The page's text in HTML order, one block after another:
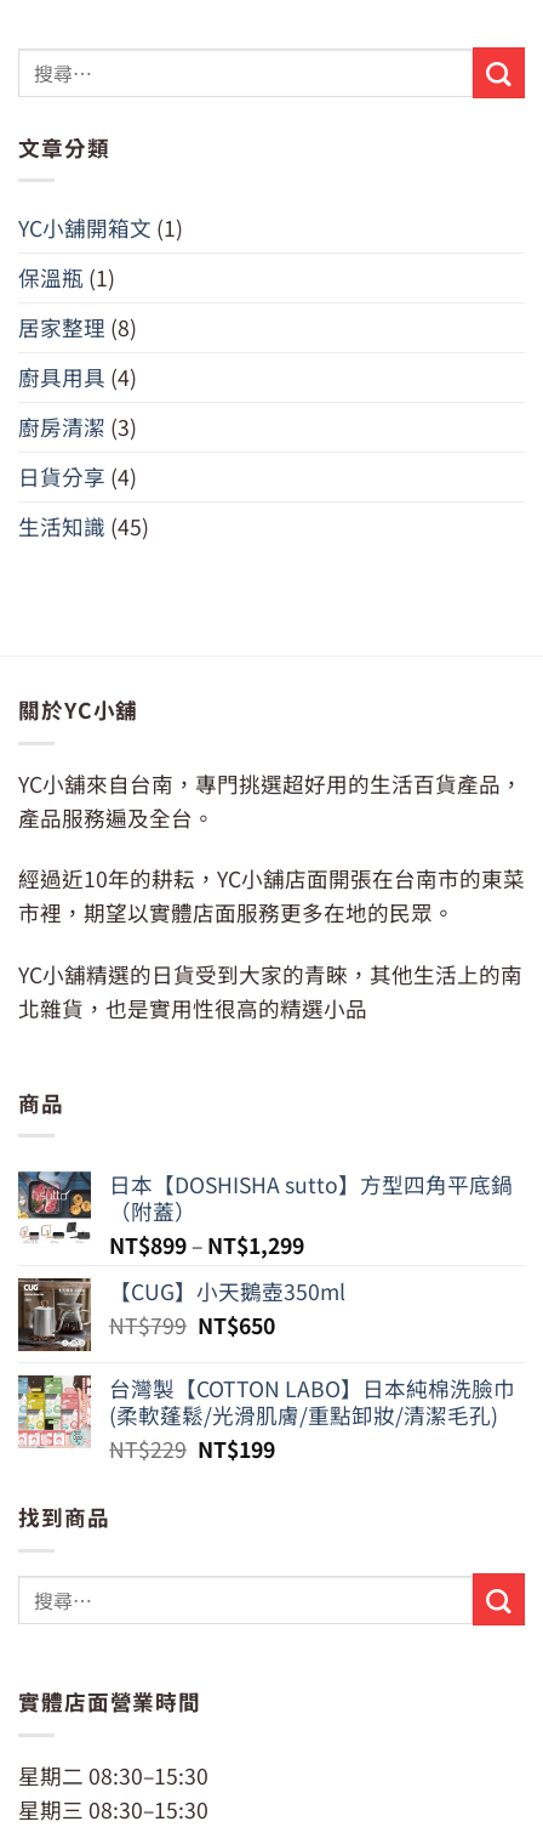
文章分類
YC小舖開箱文 (1)
保溫瓶 (1)
居家整理 (8)
廚具用具 (4)
廚房清潔 (3)
日貨分享 (4)
生活知識 (45)
關於YC小舖
YC小舖來自台南，專門挑選超好用的生活百貨產品，
產品服務遍及全台。
經過近10年的耕耘，YC小舖店面開張在台南市的東菜
市裡，期望以實體店面服務更多在地的民眾。
YC小舖精選的日貨受到大家的青睞，其他生活上的南
北雜貨，也是實用性很高的精選小品
商品
日本【DOSHISHA sutto】方型四角平底鍋
（附蓋）
NT$899– NT$1,299
【CUG】小天鵝壺350ml
NT$799 原
價
格：
NT$799。
NT$650目
價
格：
NT$650。
台灣製【COTTON LABO】日本純棉洗臉巾
(柔軟蓬鬆/光滑肌膚/重點卸妝/清潔毛孔)
NT$229 原
NT$199目
找到商品
實體店面營業時間
星期二 08:30–15:30
星期三 08:30–15:30